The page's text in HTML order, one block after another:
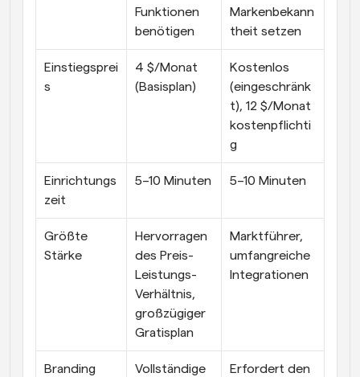
Funktionen
benötigen
Markenbekann
theit setzen
Einstiegsprei
s
4 $/Monat
(Basisplan)
Kostenlos
(eingeschränk
t), 12 $/Monat
kostenpflichti
g
Einrichtungs
zeit
5–10 Minuten 5–10 Minuten
Größte
Stärke
Hervorragen
des Preis-
Leistungs-
Verhältnis,
großzügiger
Gratisplan
Marktführer,
umfangreiche
Integrationen
Branding Vollständige Erfordert den